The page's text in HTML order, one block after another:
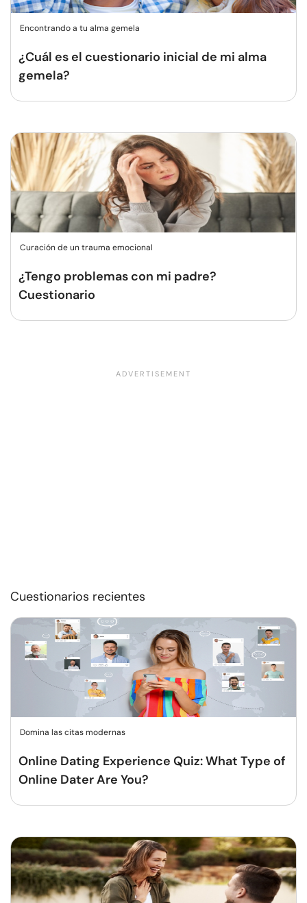
Encontrando a tu alma gemela
¿Cuál es el cuestionario inicial de mi alma
gemela?
Curación de un trauma emocional
¿Tengo problemas con mi padre?
Cuestionario
Cuestionarios recientes
Domina las citas modernas
Online Dating Experience Quiz: What Type of
Online Dater Are You?